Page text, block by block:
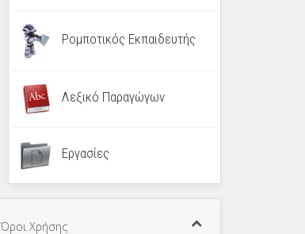
Ρομποτικός Εκπαιδευτής
Λεξικό Παραγώγων
Εργασίες
Όροι Χρήσης